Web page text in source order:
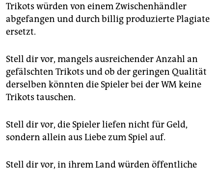
Trikots würden von einem Zwischenhändler
abgefangen und durch billig produzierte Plagiate
ersetzt.
Stell dir vor, mangels ausreichender Anzahl an
gefälschten Trikots und ob der geringen Qualität
derselben könnten die Spieler bei der WM keine
Trikots tauschen.
Stell dir vor, die Spieler liefen nicht für Geld,
sondern allein aus Liebe zum Spiel auf.
Stell dir vor, in ihrem Land würden öffentliche